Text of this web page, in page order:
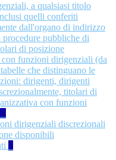
a qualsiasi titolo
quelli conferiti
dall'organo di indirizzo
procedure pubbliche di
di posizione
funzioni dirigenziali (da
che distinguano le
dirigenti, dirigenti
titolari di
con funzioni
dirigenziali discrezionali
disponibili
7